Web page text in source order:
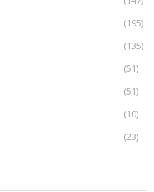
(195)
(135)
(51)
(51)
(10)
(23)